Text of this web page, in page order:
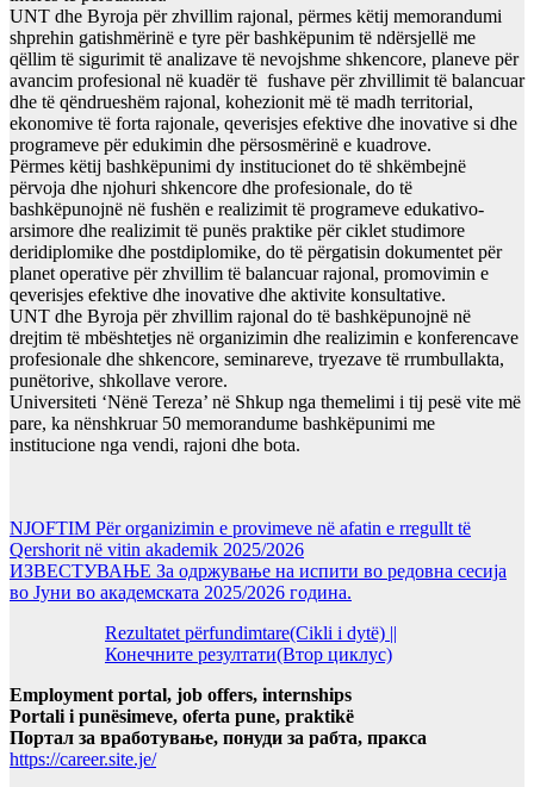
UNT dhe Byroja për zhvillim rajonal, përmes këtij memorandumi
shprehin gatishmërinë e tyre për bashkëpunim të ndërsjellë me
qëllim të sigurimit të analizave të nevojshme shkencore, planeve për
avancim profesional në kuadër të fushave për zhvillimit të balancuar
dhe të qëndrueshëm rajonal, kohezionit më të madh territorial,
ekonomive të forta rajonale, qeverisjes efektive dhe inovative si dhe
programeve për edukimin dhe përsosmërinë e kuadrove.
Përmes këtij bashkëpunimi dy institucionet do të shkëmbejnë
përvoja dhe njohuri shkencore dhe profesionale, do të
bashkëpunojnë në fushën e realizimit të programeve edukativo-
arsimore dhe realizimit të punës praktike për ciklet studimore
deridiplomike dhe postdiplomike, do të përgatisin dokumentet për
planet operative për zhvillim të balancuar rajonal, promovimin e
qeverisjes efektive dhe inovative dhe aktivite konsultative.
UNT dhe Byroja për zhvillim rajonal do të bashkëpunojnë në
drejtim të mbështetjes në organizimin dhe realizimin e konferencave
profesionale dhe shkencore, seminareve, tryezave të rrumbullakta,
punëtorive, shkollave verore.
Universiteti ‘Nënë Tereza’ në Shkup nga themelimi i tij pesë vite më
pare, ka nënshkruar 50 memorandume bashkëpunimi me
institucione nga vendi, rajoni dhe bota.
NJOFTIM Për organizimin e provimeve në afatin e rregullt të
Qershorit në vitin akademik 2025/2026
ИЗВЕСТУВАЊЕ За одржување на испити во редовна сесија
во Јуни во академската 2025/2026 година.
Rezultatet përfundimtare(Cikli i dytë) ||
Конечните резултати(Втор циклус)
Employment portal, job offers, internships
Portali i punësimeve, oferta pune, praktikë
Портал за вработување, понуди за рабта, пракса
https://career.site.je/